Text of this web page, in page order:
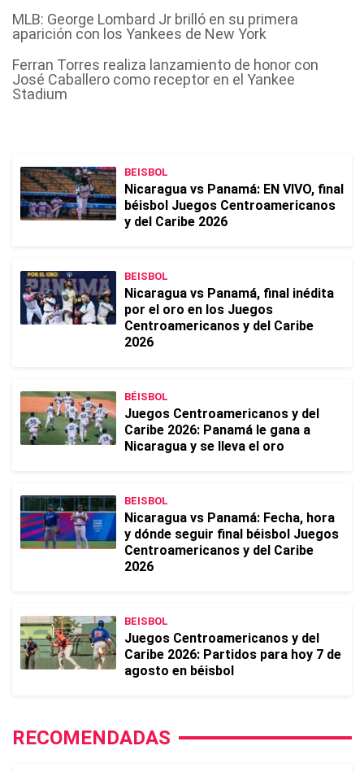
MLB: George Lombard Jr brilló en su primera
aparición con los Yankees de New York
Ferran Torres realiza lanzamiento de honor con
José Caballero como receptor en el Yankee
Stadium
BEISBOL
Nicaragua vs Panamá: EN VIVO, final
béisbol Juegos Centroamericanos
y del Caribe 2026
BEISBOL
Nicaragua vs Panamá, final inédita
por el oro en los Juegos
Centroamericanos y del Caribe
2026
BÉISBOL
Juegos Centroamericanos y del
Caribe 2026: Panamá le gana a
Nicaragua y se lleva el oro
BEISBOL
Nicaragua vs Panamá: Fecha, hora
y dónde seguir final béisbol Juegos
Centroamericanos y del Caribe
2026
BEISBOL
Juegos Centroamericanos y del
Caribe 2026: Partidos para hoy 7 de
agosto en béisbol
RECOMENDADAS